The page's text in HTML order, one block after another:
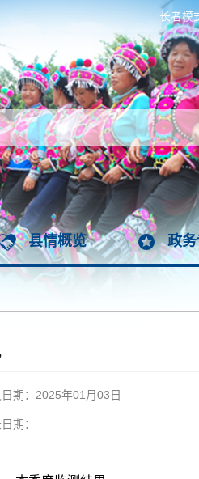
长者模
县情概览 政
期：2025年01月03日
期：